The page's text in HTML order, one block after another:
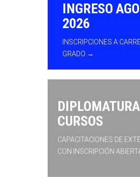
INGRESO
2026
INSCRIPCIONES A
GRADO →
CURSOS
CAPACITACIONES DE
CON INSCRIPCIÓN